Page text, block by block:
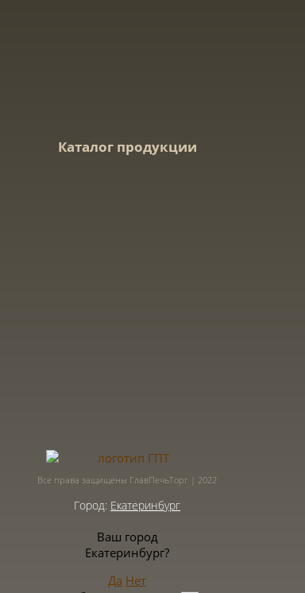
Каталог продукции
Все права защищены ГлавПечьТорг | 2022
Город: Екатеринбург
Ваш город
Екатеринбург?
Да Нет